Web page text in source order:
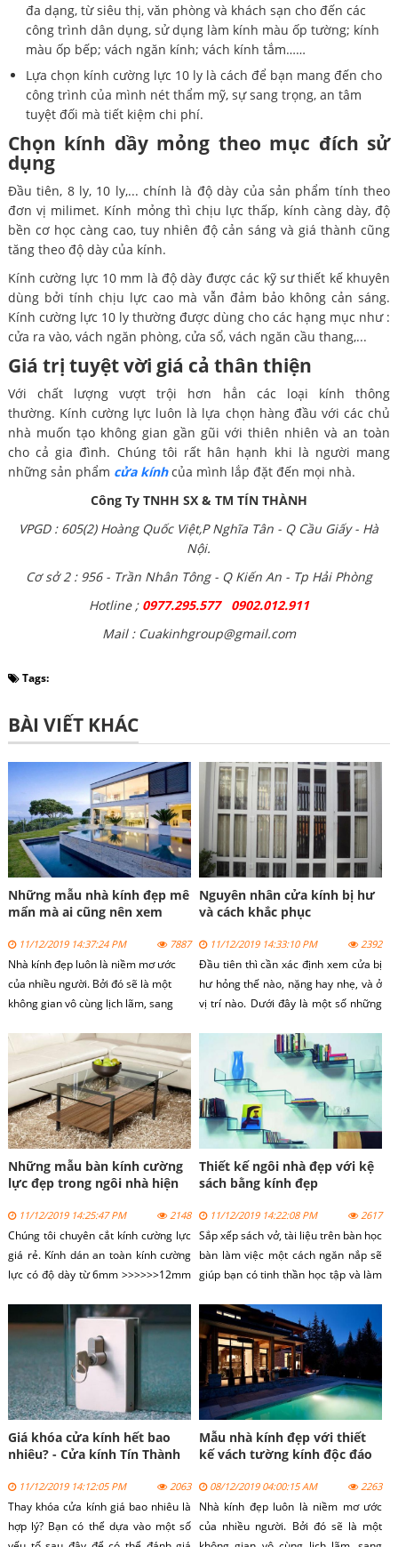
đa dạng, từ siêu thị, văn phòng và khách sạn cho đến các
công trình dân dụng, sử dụng làm kính màu ốp tường; kính
màu ốp bếp; vách ngăn kính; vách kính tắm……
Lựa chọn kính cường lực 10 ly là cách để bạn mang đến cho
công trình của mình nét thẩm mỹ, sự sang trọng, an tâm
tuyệt đối mà tiết kiệm chi phí.
Chọn kính dầy mỏng theo mục đích sử
dụng
Đầu tiên, 8 ly, 10 ly,... chính là độ dày của sản phẩm tính theo
đơn vị milimet. Kính mỏng thì chịu lực thấp, kính càng dày, độ
bền cơ học càng cao, tuy nhiên độ cản sáng và giá thành cũng
tăng theo độ dày của kính.
Kính cường lực 10 mm là độ dày được các kỹ sư thiết kế khuyên
dùng bởi tính chịu lực cao mà vẫn đảm bảo không cản sáng.
Kính cường lực 10 ly thường được dùng cho các hạng mục như :
cửa ra vào, vách ngăn phòng, cửa sổ, vách ngăn cầu thang,...
Giá trị tuyệt vời giá cả thân thiện
Với chất lượng vượt trội hơn hẳn các loại kính thông
thường. Kính cường lực luôn là lựa chọn hàng đầu với các chủ
nhà muốn tạo không gian gần gũi với thiên nhiên và an toàn
cho cả gia đình. Chúng tôi rất hân hạnh khi là người mang
những sản phẩm cửa kínhcủa mình lắp đặt đến mọi nhà.
Công Ty TNHH SX & TM TÍN THÀNH
VPGD : 605(2) Hoàng Quốc Việt,P Nghĩa Tân - Q Cầu Giấy - Hà
Nội.
Cơ sở 2 : 956 - Trần Nhân Tông - Q Kiến An - Tp Hải Phòng
Hotline ; 0977.295.577 0902.012.911
Mail : Cuakinhgroup@gmail.com
Tags:
BÀI VIẾT KHÁC
Những mẫu nhà kính đẹp mê
mẩn mà ai cũng nên xem
11/12/2019 14:37:24 PM 7887
Nhà kính đẹp luôn là niềm mơ ước
của nhiều người. Bởi đó sẽ là một
không gian vô cùng lịch lãm, sang
bạn dễ dàng hơn trong việc lưu
thông không khí và kết nối với bên
ngoài.
Nguyên nhân cửa kính bị hư
và cách khắc phục
11/12/2019 14:33:10 PM 2392
Đầu tiên thì cần xác định xem cửa bị
hư hỏng thế nào, nặng hay nhẹ, và ở
vị trí nào. Dưới đây là một số những
lõi thép gia cường uPVC.
Những mẫu bàn kính cường
lực đẹp trong ngôi nhà hiện
11/12/2019 14:25:47 PM 2148
Chúng tôi chuyên cắt kính cường lực
giá rẻ. Kính dán an toàn kính cường
lực có độ dày từ 6mm >>>>>>12mm
Thiết kế ngôi nhà đẹp với kệ
sách bằng kính đẹp
11/12/2019 14:22:08 PM 2617
Sắp xếp sách vở, tài liệu trên bàn học
bàn làm việc một cách ngăn nắp sẽ
giúp bạn có tinh thần học tập và làm
mọi thứ được gọn gàng không thể
không kể đến sự hỗ trợ đắc lực của
những chiếc kệ sách.
Giá khóa cửa kính hết bao
nhiêu? - Cửa kính Tín Thành
11/12/2019 14:12:05 PM 2063
Thay khóa cửa kính giá bao nhiêu là
hợp lý? Bạn có thể dựa vào một số
Mẫu nhà kính đẹp với thiết
kế vách tường kính độc đáo
08/12/2019 04:00:15 AM 2263
Nhà kính đẹp luôn là niềm mơ ước
của nhiều người. Bởi đó sẽ là một